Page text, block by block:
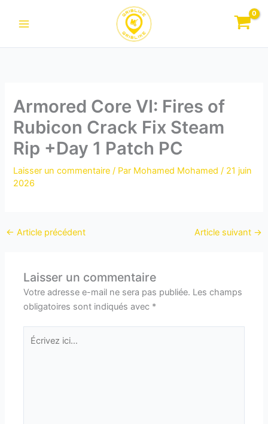
Armored Core VI: Fires of
Rubicon Crack Fix Steam
Rip +Day 1 Patch PC
Laisser un commentaire / Par Mohamed Mohamed/ 21 juin
2026
← Article précédent Article suivant →
Laisser un commentaire
Votre adresse e-mail ne sera pas publiée. Les champs
obligatoires sont indiqués avec *
Écrivez